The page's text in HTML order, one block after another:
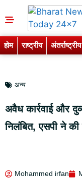
होम राष्ट्रीय अंतर्राष्ट्रीय
अन्य
अवैध कार्रवाई और
निलंबित, एसपी ने की
Mohammed irfan